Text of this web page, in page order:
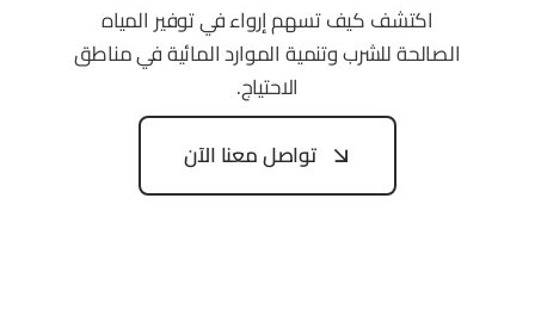
اكتشف كيف تسهم إرواء في توفير المياه
الصالحة للشرب وتنمية الموارد المائية في مناطق
الاحتياج.
تواصل معنا الآن